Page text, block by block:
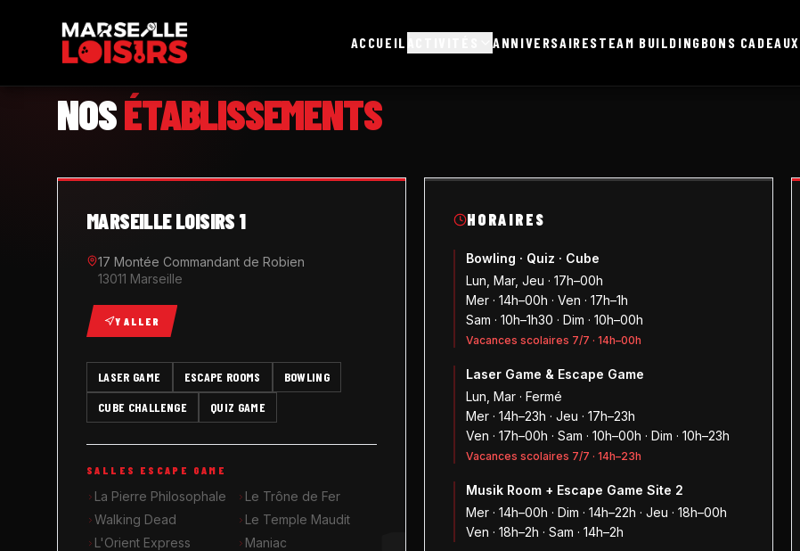
ACCUEIL ANNIVERSAIRESTEAM BUILDINGBONS CADEAUX
NOSÉTABLISSEMENTS
MARSEILLE LOISIRS 1
17 Montée Commandant de Robien
13011 Marseille
Y ALLER
LASER GAME ESCAPE ROOMS
BOWLING
CUBE CHALLENGE
QUIZ GAME
SALLES ESCAPE GAME
La Pierre Philosophale
Le Trône de Fer
Walking Dead
Le Temple Maudit
L'Orient Express
Maniac
HORAIRES
Bowling · Quiz · Cube
Lun, Mar, Jeu · 17h–00h
Mer · 14h–00h · Ven · 17h–1h
Sam · 10h–1h30 · Dim · 10h–00h
Vacances scolaires 7/7 · 14h–00h
Laser Game & Escape Game
Lun, Mar · Fermé
Mer · 14h–23h · Jeu · 17h–23h
Ven · 17h–00h · Sam · 10h–00h · Dim · 10h–23h
Vacances scolaires 7/7 · 14h–23h
Musik Room + Escape Game Site 2
Mer · 14h–00h · Dim · 14h–22h · Jeu · 18h–00h
Ven · 18h–2h · Sam · 14h–2h